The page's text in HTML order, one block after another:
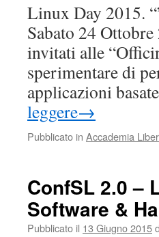
Linux Day 2015.
Sabato 24
invitati alle
sperimentare di
applicazioni
leggere→
Pubblicato in Accademia
ConfSL 2.0 –
Software &
Pubblicato il 13 Giugno 2015